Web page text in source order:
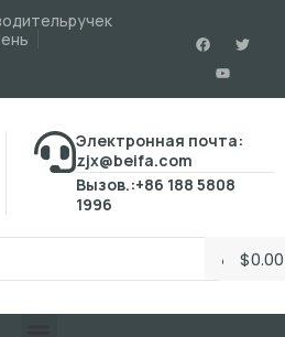
Электронная почта:
zjx@beifa.com
Вызов.:+86 188 5808
1996
$0.00